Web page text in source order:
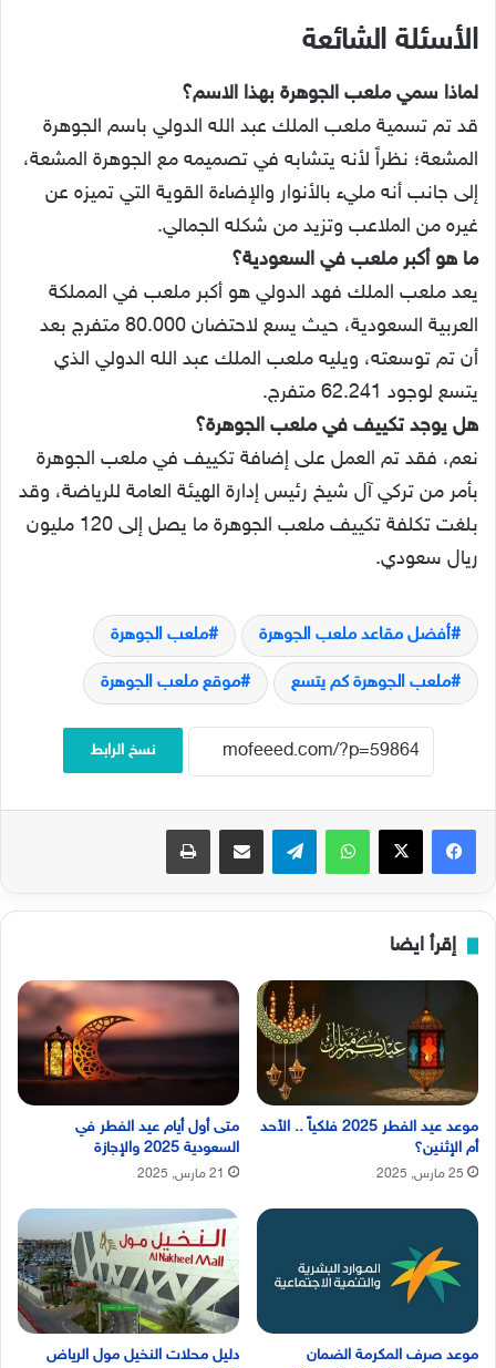
الأسئلة الشائعة
لماذا سمي ملعب الجوهرة بهذا الاسم؟
قد تم تسمية ملعب الملك عبد الله الدولي باسم الجوهرة
المشعة؛ نظراً لأنه يتشابه في تصميمه مع الجوهرة المشعة،
إلى جانب أنه مليء بالأنوار والإضاءة القوية التي تميزه عن
غيره من الملاعب وتزيد من شكله الجمالي.
ما هو أكبر ملعب في السعودية؟
يعد ملعب الملك فهد الدولي هو أكبر ملعب في المملكة
العربية السعودية، حيث يسع لاحتضان 80.000 متفرج بعد
أن تم توسعته، ويليه ملعب الملك عبد الله الدولي الذي
يتسع لوجود 62.241 متفرج.
هل يوجد تكييف في ملعب الجوهرة؟
نعم، فقد تم العمل على إضافة تكييف في ملعب الجوهرة
بأمر من تركي آل شيخ رئيس إدارة الهيئة العامة للرياضة، وقد
بلغت تكلفة تكييف ملعب الجوهرة ما يصل إلى 120 مليون
ريال سعودي.
أفضل مقاعد ملعب الجوهرة ملعب الجوهرة
ملعب الجوهرة كم يتسع موقع ملعب الجوهرة
نسخ الرابط
فيسبوك‫X واتساب تيلقرام مشاركة عبر البريد طباعة
إقرأ ايضا
موعد عيد الفطر 2025 فلكياً .. الأحد
أم الإثنين؟
25 مارس, 2025
متى أول أيام عيد الفطر في
السعودية 2025 والإجازة
21 مارس, 2025
موعد صرف المكرمة الضمان
دليل محلات النخيل مول الرياض